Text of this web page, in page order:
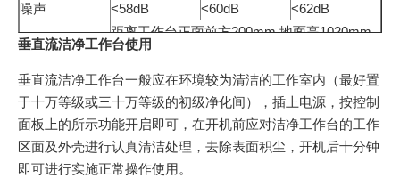
噪声
<58dB <60dB <62dB
噪声测试位置
距离工作台正面前方200mm,地面高1020mm
处
电源
220V,50HZ
功率
0.18KW 0.25KW
0.36KW
适用人数
1人 1-2人 2-3人
垂直流洁净工作台使用
垂直流洁净工作台一般应在环境较为清洁的工作室内（最好置
于十万等级或三十万等级的初级净化间），插上电源，按控制
面板上的所示功能开启即可，在开机前应对洁净工作台的工作
区面及外壳进行认真清洁处理，去除表面积尘，开机后十分钟
即可进行实施正常操作使用。